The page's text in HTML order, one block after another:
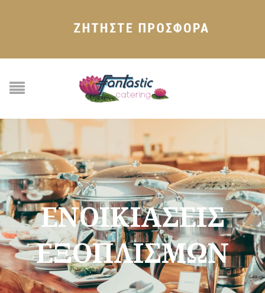
ΕΝΟΙΚΙΑΣΕΙΣ
ΕΞΟΠΛΙΣΜΩΝ